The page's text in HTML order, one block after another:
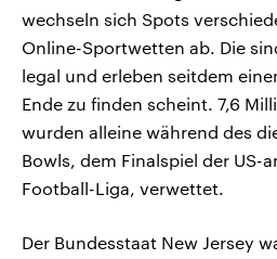
wechseln sich Spots
Online-Sportwetten ab. Die
legal und erleben seitdem
Ende zu finden scheint. 7,6
wurden alleine während des
Bowls, dem Finalspiel der US-
Football-Liga, verwettet.
Der Bundesstaat New Jersey